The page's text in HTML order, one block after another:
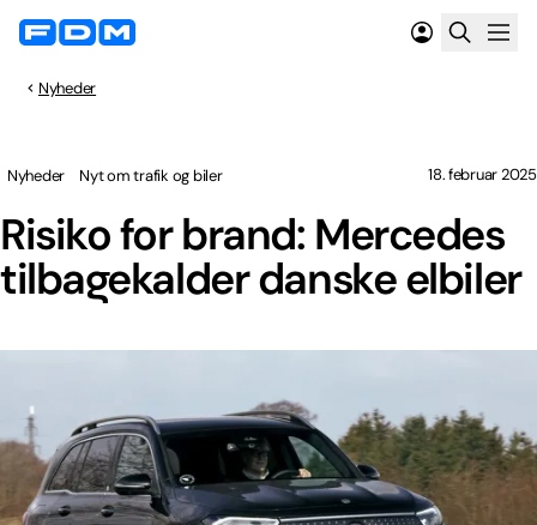
Nyheder
Risiko for brand: Mercedes
tilbagekalder danske elbiler
Nyheder Nyt om trafik og biler 18. februar 2025